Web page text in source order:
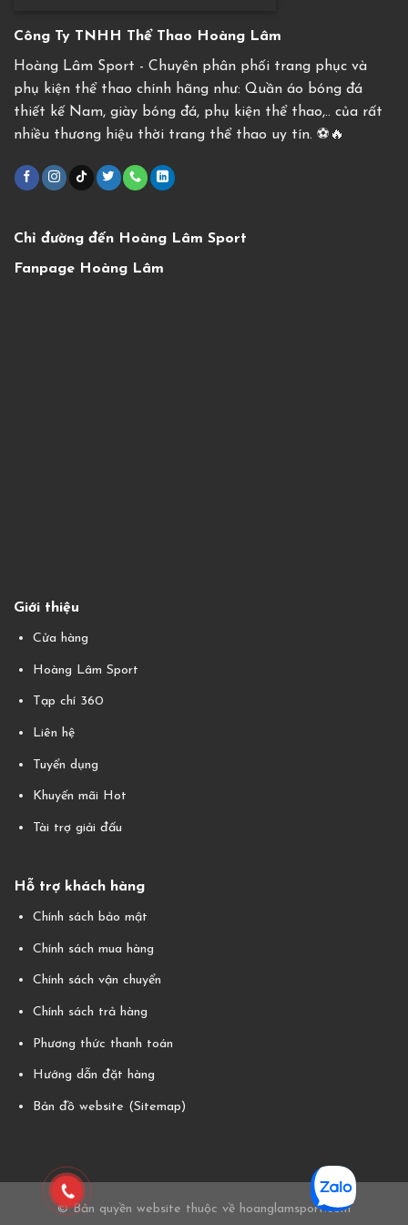
Công Ty TNHH Thể Thao Hoàng Lâm
Hoàng Lâm Sport - Chuyên phân phối trang phục và
phụ kiện thể thao chính hãng như: Quần áo bóng đá
thiết kế Nam, giày bóng đá, phụ kiện thể thao,.. của rất
nhiều thương hiệu thời trang thể thao uy tín. ⚽️🔥
Giới thiệu
Cửa hàng
Hoàng Lâm Sport
Tạp chí 360
Liên hệ
Tuyển dụng
Khuyến mãi Hot
Tài trợ giải đấu
Hỗ trợ khách hàng
Chính sách bảo mật
Chính sách mua hàng
Chính sách vận chuyển
Chính sách trả hàng
Phương thức thanh toán
Hướng dẫn đặt hàng
Bản đồ website (Sitemap)
Chỉ đường đến Hoàng Lâm Sport
Fanpage Hoàng Lâm
© Bản quyền website thuộc về hoanglamsport.com